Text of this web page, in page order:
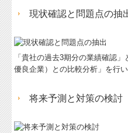
現状確認と問題点の抽
「貴社の過去3期分の業績確認
優良企業）との比較分析」を行
将来予測と対策の検討